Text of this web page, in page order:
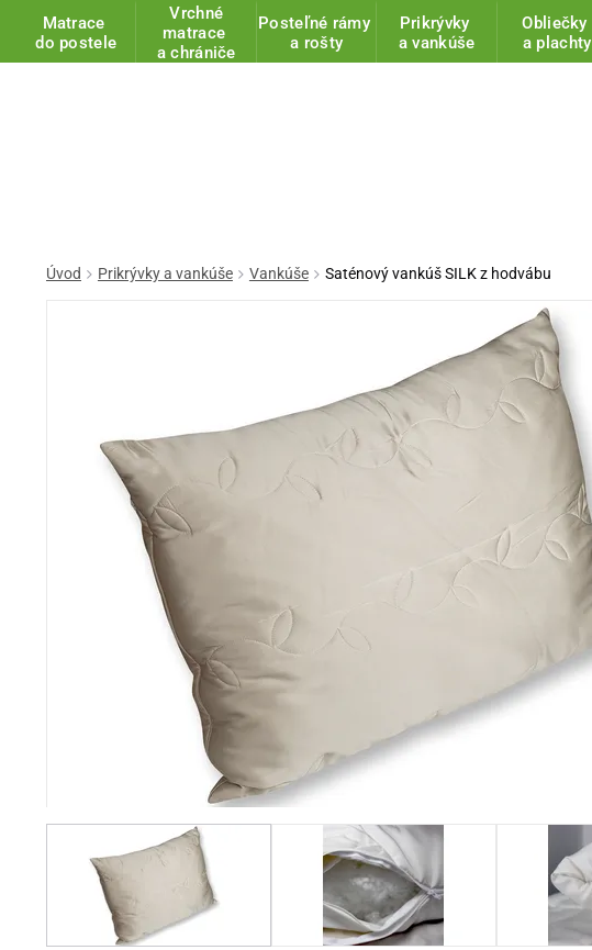
Matrace
do postele
Vrchné
matrace
a chrániče
Posteľné rámy
a rošty
Prikrývky
a vankúše
Obliečky
a plachty
Úvod Prikrývky a vankúše Vankúše Saténový vankúš SILK z hodvábu